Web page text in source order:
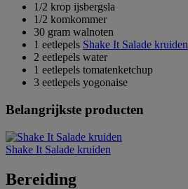
1/2 krop ijsbergsla
1/2 komkommer
30 gram walnoten
1 eetlepels Shake It Salade kruiden
2 eetlepels water
1 eetlepels tomatenketchup
3 eetlepels yogonaise
Belangrijkste producten
Shake It Salade kruiden
Bereiding